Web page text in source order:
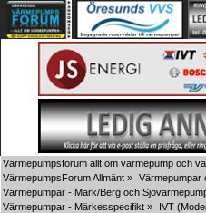
Värmepumpsforum allt om värmepump och
VärmepumpsForum Allmänt » Värmepumpar
Värmepumpar - Mark/Berg och
Värmepumpar - Märkesspecifikt » IVT